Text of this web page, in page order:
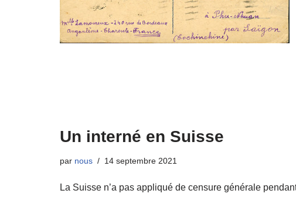
Un interné en Suisse
par nous 14 septembre 2021
La Suisse n’a pas appliqué de censure générale